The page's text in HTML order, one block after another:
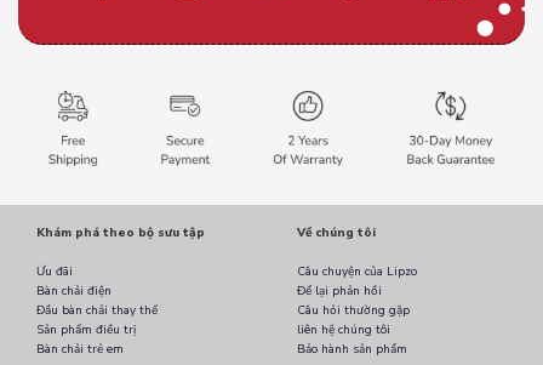
Khám phá theo bộ sưu tập
Ưu đãi
Bàn chải điện
Đầu bàn chải thay thế
Sản phẩm điều trị
Bàn chải trẻ em
Về chúng tôi
Câu chuyện của Lipzo
Để lại phản hồi
Câu hỏi thường gặp
liên hệ chúng tôi
Bảo hành sản phẩm